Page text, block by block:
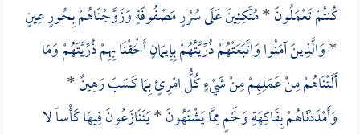
كُنتُمْ تَعْمَلُونَ*مُتَّكِئِينَ عَلَى سُرُرٍ مَصْفُوفَةٍ وَزَوَّجْنَاهُمْ بِحُورٍ عِينٍ
*وَالَّذِينَ آمَنُوا وَاتَّبَعَتْهُمْ ذُرِّيَّتُهُمْ بِإِيمَانٍ أَلْحَقْنَا بِهِمْ ذُرِّيَّتَهُمْ وَمَا
أَلَتْنَاهُمْ مِنْ عَمَلِهِمْ مِنْ شَيْءٍ كُلُّ امْرِئٍ بِمَا كَسَبَ رَهِينٌ*
وَأَمْدَدْنَاهُمْ بِفَاكِهَةٍ وَلَحْمٍ مِمَّا يَشْتَهُونَ*يَتَنَازَعُونَ فِيهَا كَأْساً لا